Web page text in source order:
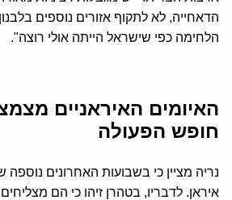
הדאחייה, לא לתקוף אזורים נוספים
הלחימה כפי שישראל הייתה אולי רוצה".
האיומים האיראניים
חופש הפעולה
נריה מציין כי בשבועות האחרונים
איראן. לדבריו, בטהרן זיהו כי הם